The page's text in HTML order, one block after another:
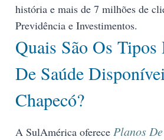
história e mais de 7 milhões de
Previdência e Investimentos.
Quais São Os Tipos
De Saúde
Chapecó?
A SulAmérica oferece Planos